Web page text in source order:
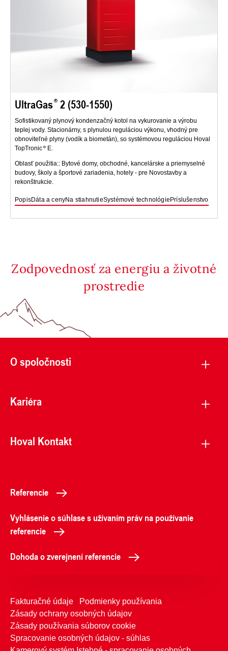
UltraGas 2 (530-1550)
Sofistikovaný plynový kondenzačný kotol na vykurovanie a výrobu
teplej vody. Stacionárny, s plynulou reguláciou výkonu, vhodný pre
obnoviteľné plyny (vodík a biometán), so systémovou reguláciou Hoval
TopTronic
E.
Oblasť použitia:: Bytové domy, obchodné, kancelárske a priemyselné
budovy, školy a športové zariadenia, hotely - pre Novostavby a
rekonštrukcie.
PopisDáta a cenyNa stiahnutieSystémové technológiePríslušenstvo
Zodpovednosť za energiu a životné
prostredie
O spoločnosti
Kariéra
Hoval Kontakt
Referencie
Vyhlásenie o súhlase s užívaním práv na používanie
referencie
Dohoda o zverejnení referencie
Fakturačné údaje
Podmienky používania
Zásady ochrany osobných údajov
Zásady používania súborov cookie
Spracovanie osobných údajov - súhlas